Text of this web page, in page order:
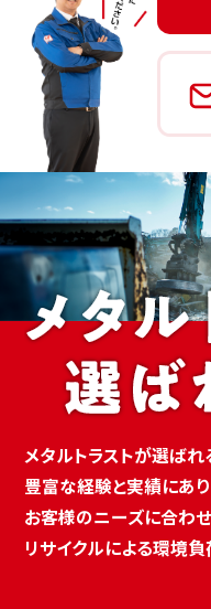
メタルトラストが選ばれ
豊富な経験と実績にあり
お客様のニーズに合わ
リサイクルによる環境